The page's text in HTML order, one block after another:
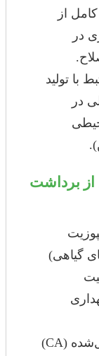
از
در
با تولید
در
برداشت
گیاهی)
بهینه‌سازی شرایط اتمسفر کنترل‌شده (CA)